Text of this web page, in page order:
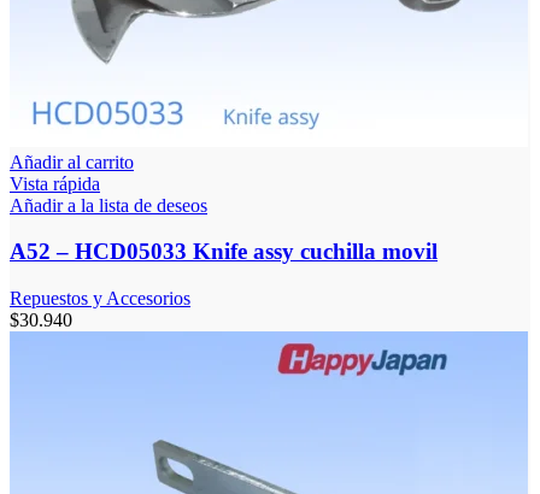
Añadir al carrito
Vista rápida
Añadir a la lista de deseos
A52 – HCD05033 Knife assy cuchilla movil
Repuestos y Accesorios
$30.940